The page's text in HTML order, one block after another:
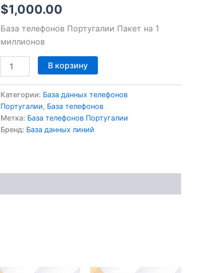
$1,000.00
База телефонов Португалии Пакет на 1
миллионов
В корзину
Категории: База данных телефонов
Португалии, База телефонов
Метка: База телефонов Португалии
Бренд: База данных линий